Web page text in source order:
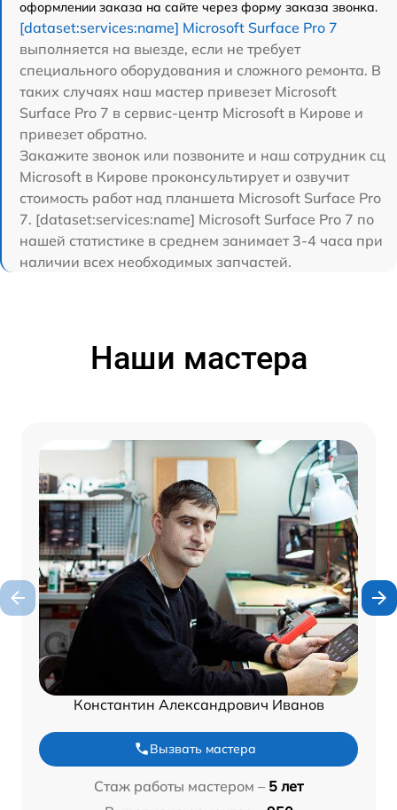
оформлении заказа на сайте через форму заказа звонка.
[dataset:services:name] Microsoft Surface Pro 7
выполняется на выезде, если не требует
специального оборудования и сложного ремонта. В
таких случаях наш мастер привезет Microsoft
Surface Pro 7 в сервис-центр Microsoft в Кирове и
привезет обратно.
Закажите звонок или позвоните и наш сотрудник сц
Microsoft в Кирове проконсультирует и озвучит
стоимость работ над планшета Microsoft Surface Pro
7. [dataset:services:name] Microsoft Surface Pro 7 по
нашей статистике в среднем занимает 3-4 часа при
наличии всех необходимых запчастей.
Наши мастера
Константин Александрович Иванов
Вызвать мастера
Стаж работы мастером – 5 лет